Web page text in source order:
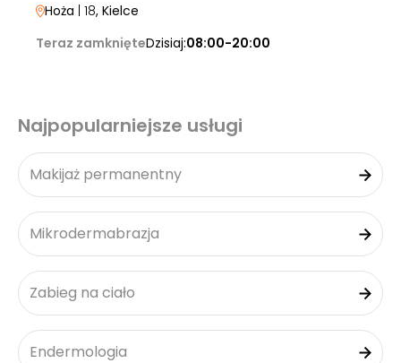
Hoża | 18, Kielce
Teraz zamknięteDzisiaj:08:00-20:00
Najpopularniejsze usługi
Makijaż permanentny
Mikrodermabrazja
Zabieg na ciało
Endermologia